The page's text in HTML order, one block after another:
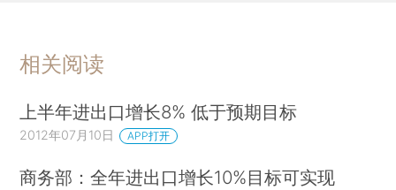
相关阅读
上半年进出口增长8% 低于预期目标
2012年07月10日 APP打开
商务部：全年进出口增长10%目标可实现